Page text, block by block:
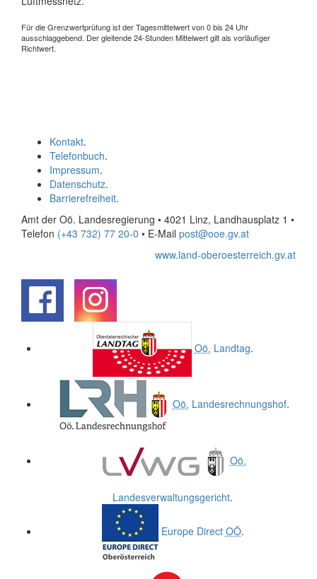
Für die Grenzwertprüfung ist der Tagesmittelwert von 0 bis 24 Uhr
ausschlaggebend. Der gleitende 24-Stunden Mittelwert gilt als vorläufiger
Richtwert.
Kontakt.
Telefonbuch.
Impressum.
Datenschutz.
Barrierefreiheit.
Amt der Oö. Landesregierung • 4021 Linz, Landhausplatz 1 •
Telefon (+43 732) 77 20-0 • E-Mail post@ooe.gv.at
www.land-oberoesterreich.gv.at
Oö. Landtag.
Oö. Landesrechnungshof.
Oö.
Landesverwaltungsgericht.
Europe Direct OÖ.